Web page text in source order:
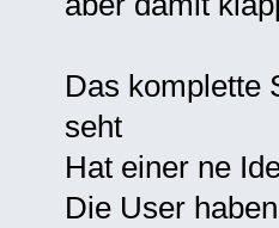
Das komplette
seht
Hat einer ne
Die User